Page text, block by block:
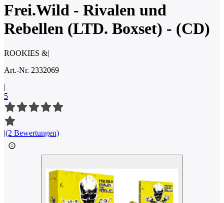
Frei.Wild - Rivalen und
Rebellen (LTD. Boxset) - (CD)
ROOKIES &|
Art.-Nr. 2332069
|
5
|(2 Bewertungen)